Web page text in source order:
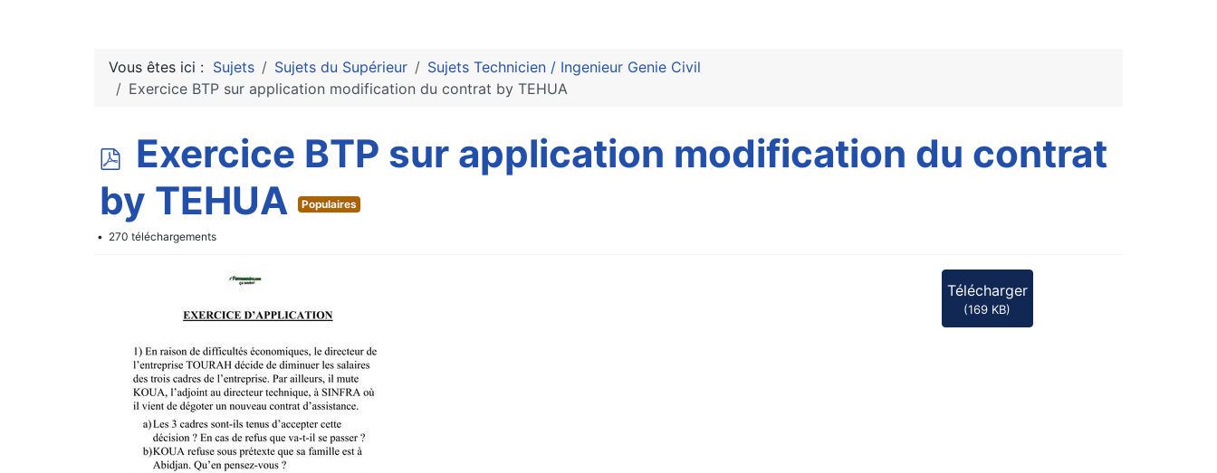
Vous êtes ici : Sujets Sujets du Supérieur
Sujets Technicien / Ingenieur Genie Civil
Exercice BTP sur application modification du contrat by TEHUA
p
d
f
Exercice BTP sur application modification du contrat
by TEHUA
Populaires
270 téléchargements
Télécharger
(169 KB)